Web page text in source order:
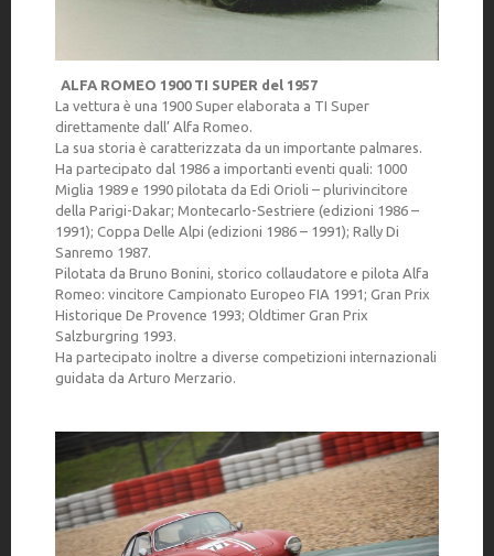
ALFA ROMEO 1900 TI SUPER del 1957
La vettura è una 1900 Super elaborata a TI Super
direttamente dall’ Alfa Romeo.
La sua storia è caratterizzata da un importante palmares.
Ha partecipato dal 1986 a importanti eventi quali: 1000
Miglia 1989 e 1990 pilotata da Edi Orioli – plurivincitore
della Parigi-Dakar; Montecarlo-Sestriere (edizioni 1986 –
1991); Coppa Delle Alpi (edizioni 1986 – 1991); Rally Di
Sanremo 1987.
Pilotata da Bruno Bonini, storico collaudatore e pilota Alfa
Romeo: vincitore Campionato Europeo FIA 1991; Gran Prix
Historique De Provence 1993; Oldtimer Gran Prix
Salzburgring 1993.
Ha partecipato inoltre a diverse competizioni internazionali
guidata da Arturo Merzario.